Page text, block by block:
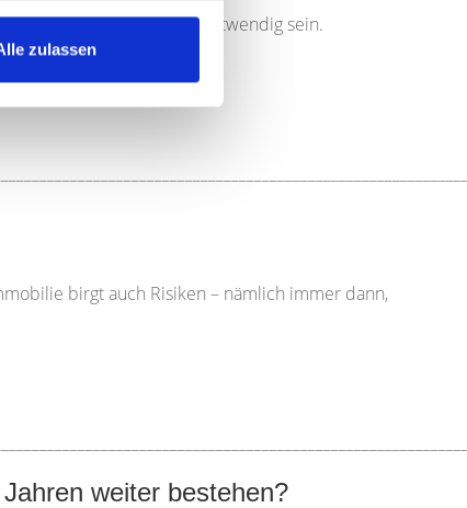
zulassen
könnte sehr viel Geduld notwendig sein.
birgt auch Risiken – nämlich immer dann,
weiter bestehen?